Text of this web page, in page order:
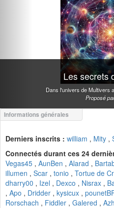
Les secrets
Dans l'univers de Multivers
Proposé
Informations générales
Derniers inscrits : william , Mity ,
Connectés durant ces 24
Vegas45 , AunBen , Alarad ,
illumen , Scar , tonio , Tortue de
dharry00 , Izel , Dexco , Nisrax ,
, Apo , Dridder , kysicux ,
Rorschach , Fiddler , Galered , Azh